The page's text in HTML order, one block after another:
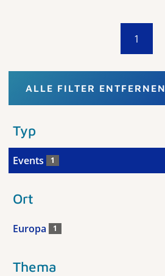
1
ALLE FILTER ENTFERNEN
Typ
Events 1
Ort
Europa 1
Thema